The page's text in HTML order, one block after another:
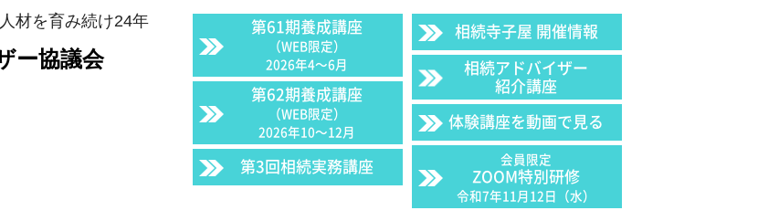
材を育み続け24年
ー協議会
第61期養成講座
（WEB限定）
2026年4〜6月
第62期養成講座
（WEB限定）
2026年10〜12月
第3回相続実務講座
相続寺子屋 開催情報
相続アドバイザー
紹介講座
体験講座を動画で見る
会員限定
ZOOM特別研修
令和7年11月12日（水）